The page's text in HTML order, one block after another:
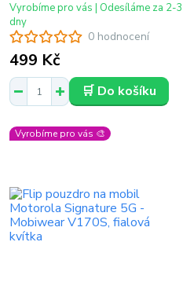
0 hodnocení
499 Kč
Vyrobíme pro vás | Odesíláme za 2-3
dny
🛒 Do košíku
Vyrobíme pro vás 🎨